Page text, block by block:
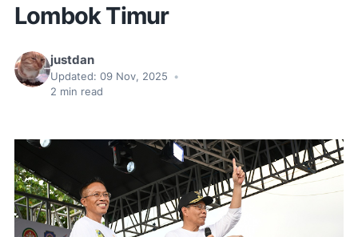
Lombok Timur
justdan
Updated: 09 Nov, 2025
•
2 min read